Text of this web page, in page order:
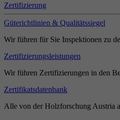
Zertifizierung
Güterichtlinien & Qualitätssiegel
Wir führen für Sie Inspektionen zu
Zertifizierungsleistungen
Wir führen Zertifizierungen in den
Zertifikatsdatenbank
Alle von der Holzforschung Austria